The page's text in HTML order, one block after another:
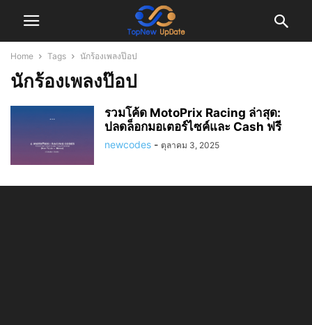
Home Tags นักร้องเพลงป๊อป
นักร้องเพลงป๊อป
รวมโค้ด MotoPrix Racing ล่าสุด:
ปลดล็อกมอเตอร์ไซค์และ Cash ฟรี
newcodes - ตุลาคม 3, 2025